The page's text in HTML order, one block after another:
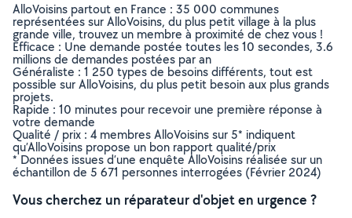
AlloVoisins partout en France : 35 000 communes
représentées sur AlloVoisins, du plus petit village à la plus
grande ville, trouvez un membre à proximité de chez vous !
Efficace : Une demande postée toutes les 10 secondes, 3.6
millions de demandes postées par an
Généraliste : 1 250 types de besoins différents, tout est
possible sur AlloVoisins, du plus petit besoin aux plus grands
projets.
Rapide : 10 minutes pour recevoir une première réponse à
votre demande
Qualité / prix : 4 membres AlloVoisins sur 5* indiquent
qu’AlloVoisins propose un bon rapport qualité/prix
* Données issues d’une enquête AlloVoisins réalisée sur un
échantillon de 5 671 personnes interrogées (Février 2024)
Vous cherchez un réparateur d'objet en urgence ?